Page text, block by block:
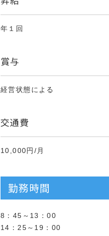
年１回
賞与
経営状態による
交通費
10,000円/月
勤務時間
8：45～13：00
14：25～19：00